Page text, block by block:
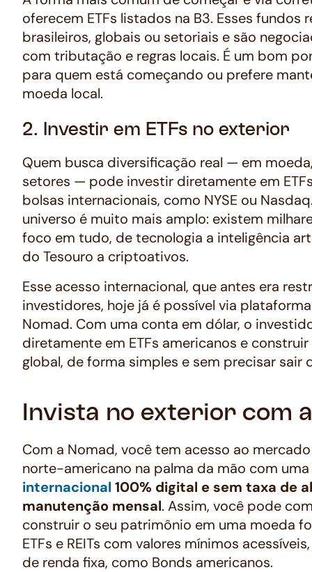
oferecem ETFs listados na B3. Esses fundos
brasileiros, globais ou setoriais e são
com tributação e regras locais. É um bom
para quem está começando ou prefere
moeda local.
2. Investir em ETFs no exterior
Quem busca diversificação real — em
setores — pode investir diretamente em
bolsas internacionais, como NYSE ou
universo é muito mais amplo: existem
foco em tudo, de tecnologia a inteligência
do Tesouro a criptoativos.
Esse acesso internacional, que antes era
investidores, hoje já é possível via
Nomad. Com uma conta em dólar, o
diretamente em ETFs americanos e
global, de forma simples e sem precisar sair
Invista no exterior com
Com a Nomad, você tem acesso ao
norte-americano na palma da mão com uma
internacional 100% digital e sem taxa de
manutenção mensal. Assim, você pode
construir o seu patrimônio em uma moeda
ETFs e REITs com valores mínimos
de renda fixa, como Bonds americanos.